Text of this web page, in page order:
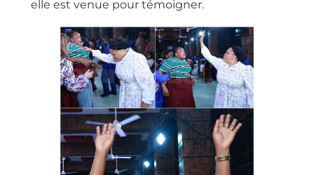
elle est venue pour témoigner.